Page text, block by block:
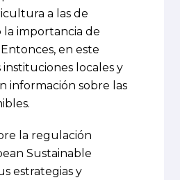
a las de
importancia de
en este
locales y
información sobre las
la regulación
Sustainable
estrategias y